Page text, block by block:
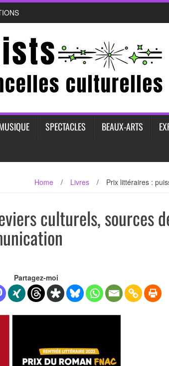
SPECTACLES BEAUX-ARTS
Home / Livres / Prix littéraires :
culturels, sources
Partagez-moi